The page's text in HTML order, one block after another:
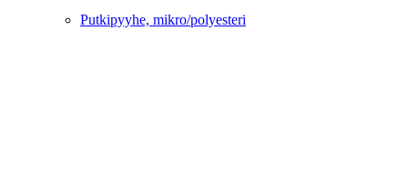
Putkipyyhe, mikro/polyesteri